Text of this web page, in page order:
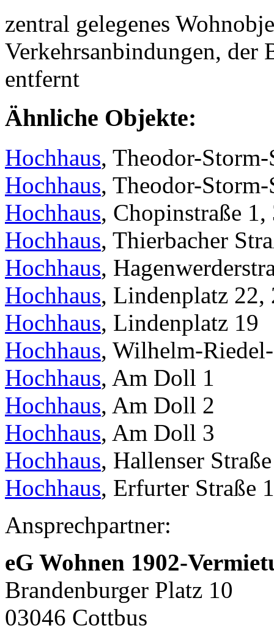
zentral gelegenes
Verkehrsanbindungen,
entfernt
Ähnliche Objekte:
Hochhaus, Theodor-
Hochhaus, Theodor-
Hochhaus, Chopinstraße 1,
Hochhaus, Thierbacher
Hochhaus,
Hochhaus, Lindenplatz 22,
Hochhaus, Lindenplatz 19
Hochhaus, Wilhelm-
Hochhaus, Am Doll 1
Hochhaus, Am Doll 2
Hochhaus, Am Doll 3
Hochhaus, Hallenser
Hochhaus, Erfurter Straße 1
Ansprechpartner:
eG Wohnen 1902-
Brandenburger Platz 10
03046 Cottbus